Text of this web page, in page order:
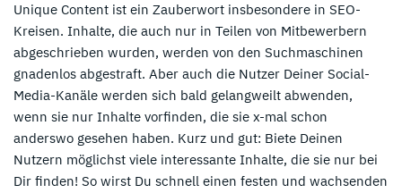
Unique Content ist ein Zauberwort insbesondere in SEO-
Kreisen. Inhalte, die auch nur in Teilen von Mitbewerbern
abgeschrieben wurden, werden von den Suchmaschinen
gnadenlos abgestraft. Aber auch die Nutzer Deiner Social-
Media-Kanäle werden sich bald gelangweilt abwenden,
wenn sie nur Inhalte vorfinden, die sie x-mal schon
anderswo gesehen haben. Kurz und gut: Biete Deinen
Nutzern möglichst viele interessante Inhalte, die sie nur bei
Dir finden! So wirst Du schnell einen festen und wachsenden